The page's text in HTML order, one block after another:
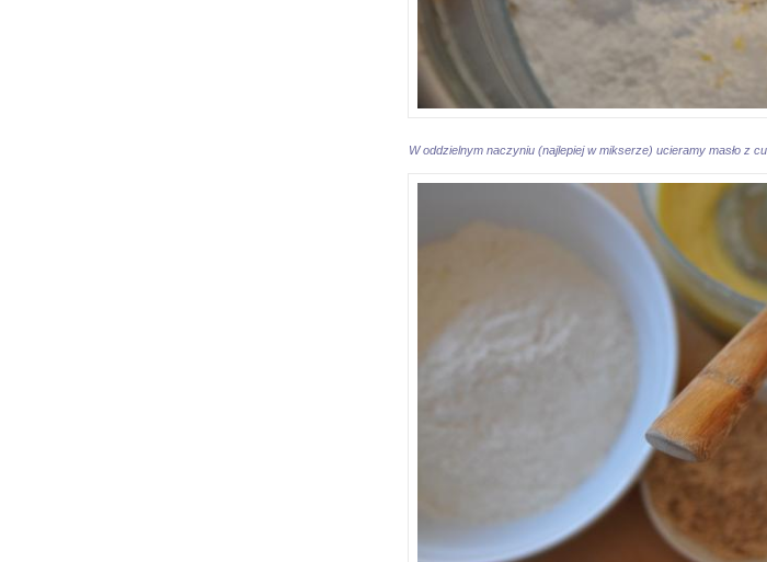
W oddzielnym naczyniu (najlepiej w mikserze) ucieramy masło z